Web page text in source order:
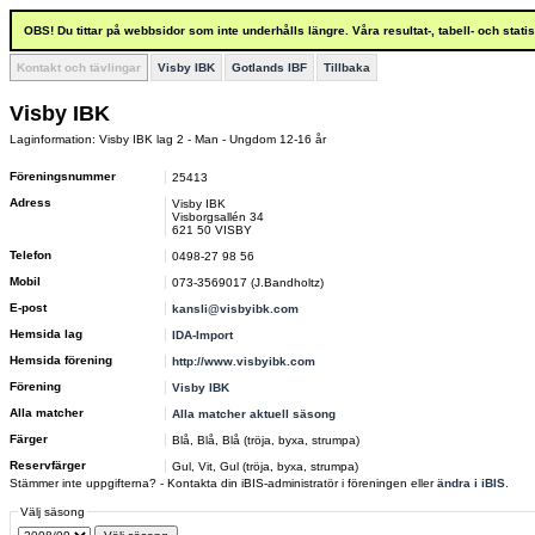
OBS! Du tittar på webbsidor som inte underhålls längre. Våra resultat-, tabell- och
Kontakt och tävlingar Visby IBK Gotlands IBF Tillbaka
Visby IBK
Laginformation: Visby IBK lag 2 - Man - Ungdom 12-16 år
Föreningsnummer
25413
Adress
Visby IBK
Visborgsallén 34
621 50 VISBY
Telefon
0498-27 98 56
Mobil
073-3569017 (J.Bandholtz)
E-post
kansli@visbyibk.com
Hemsida lag
IDA-Import
Hemsida förening
http://www.visbyibk.com
Förening
Visby IBK
Alla matcher
Alla matcher aktuell säsong
Färger
Blå, Blå, Blå (tröja, byxa, strumpa)
Reservfärger
Gul, Vit, Gul (tröja, byxa, strumpa)
Stämmer inte uppgifterna? - Kontakta din iBIS-administratör i föreningen ellerändra i iBIS
Välj säsong